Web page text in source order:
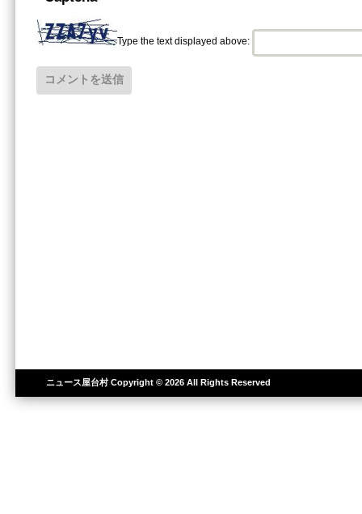
Type the text displayed above:
ニュース屋台村Copyright © 2026 All Rights Reserved